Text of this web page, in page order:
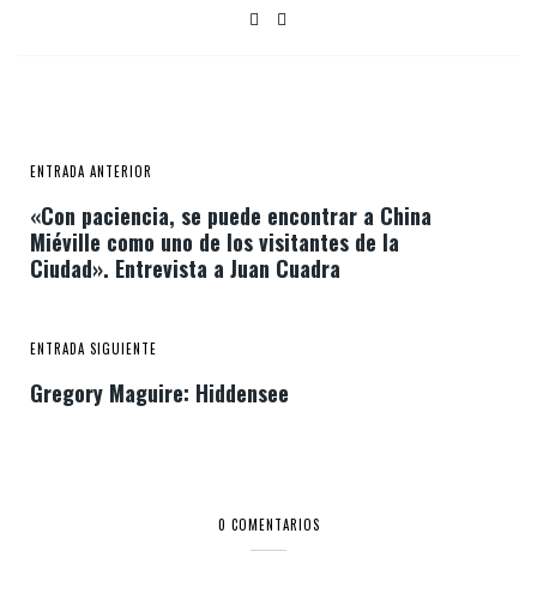
ENTRADA ANTERIOR
«Con paciencia, se puede encontrar a China
Miéville como uno de los visitantes de la
Ciudad». Entrevista a Juan Cuadra
ENTRADA SIGUIENTE
Gregory Maguire: Hiddensee
0 COMENTARIOS